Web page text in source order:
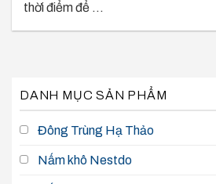
thời điểm để ...
DANH MỤC SẢN PHẨM
Đông Trùng Hạ Thảo
Nấm khô Nestdo